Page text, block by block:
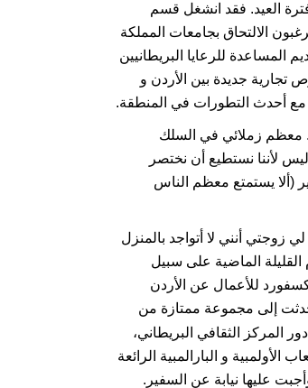
العيد. فقد انشغل قسم
الالتحاق بجامعات المملكة
المساعدة للرعايا البريطانيين
تجارية جديدة بين الأردن و
مع أحدث التطورات في المنطقة.
معظم زملائي في السلك
لأننا نستطيع أن نختصر
(ألا يستمتع معظم الناس
زوجتي أنني لا أتواجد بالمنزل
القليلة الماضية على سبيل
للأعمال عن الأردن
إلى مجموعة ممتازة من
المركز الثقافي البريطاني،
و البارالمبية الرائعة
عليها نيابة عن السفير.